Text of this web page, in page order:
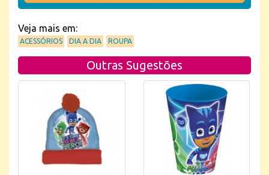
Veja mais em:
ACESSÓRIOS DIA A DIA ROUPA
Outras Sugestões